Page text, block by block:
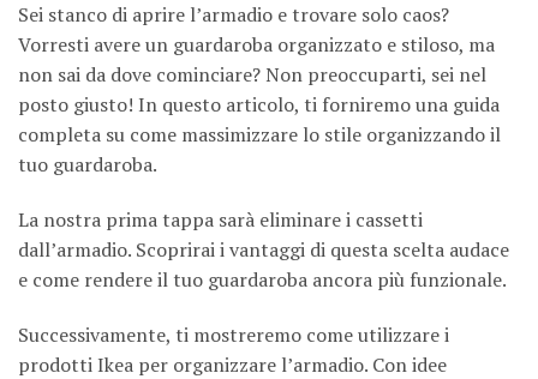
Sei stanco di aprire l’armadio e trovare solo caos?
Vorresti avere un guardaroba organizzato e stiloso, ma
non sai da dove cominciare? Non preoccuparti, sei nel
posto giusto! In questo articolo, ti forniremo una guida
completa su come massimizzare lo stile organizzando il
tuo guardaroba.
La nostra prima tappa sarà eliminare i cassetti
dall’armadio. Scoprirai i vantaggi di questa scelta audace
e come rendere il tuo guardaroba ancora più funzionale.
Successivamente, ti mostreremo come utilizzare i
prodotti Ikea per organizzare l’armadio. Con idee